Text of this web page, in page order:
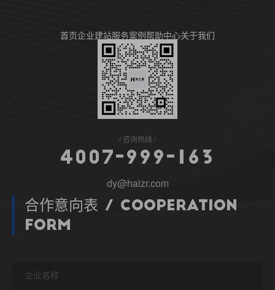
首页企业建站服务案例帮助中心关于我们
咨询热线
4 0 0 7- 9 9 9 - 6 3
dy@haizr.com
合作意向表 / Cooperation
Form